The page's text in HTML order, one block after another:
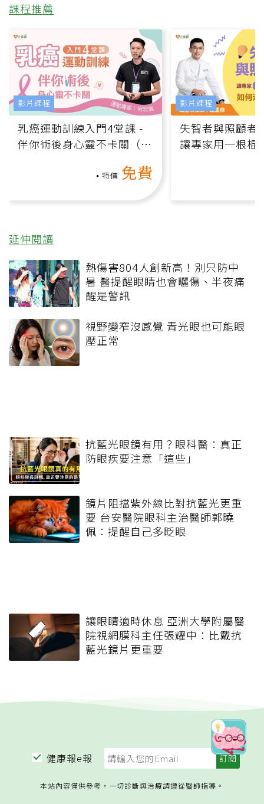
課程推薦
乳癌運動訓練入門4堂課 -
伴你術後身心靈不卡關（線
特價 免費
影片課程
失智者與照顧者
讓專家用一根棍
影片課程
延伸閱讀
熱傷害804人創新高！別只防中
暑 醫提醒眼睛也會曬傷、半夜痛
醒是警訊
視野變窄沒感覺 青光眼也可能眼
壓正常
抗藍光眼鏡有用？眼科醫：真正
防眼疾要注意「這些」
鏡片阻擋紫外線比對抗藍光更重
要 台安醫院眼科主治醫師郭曉
佩：提醒自己多眨眼
讓眼睛適時休息 亞洲大學附屬醫
院視網膜科主任張耀中：比戴抗
藍光鏡片更重要
健康報e報
本站內容僅供參考，一切診斷與治療請遵從醫師指導。